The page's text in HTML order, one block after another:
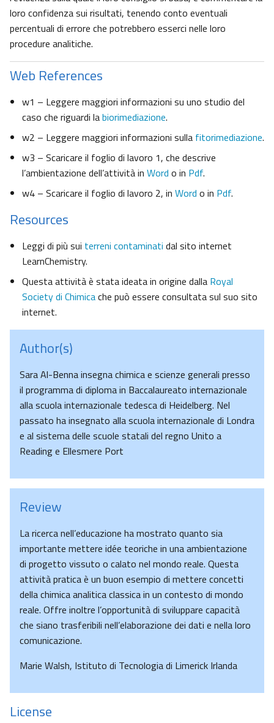
loro confidenza sui risultati, tenendo conto eventuali
percentuali di errore che potrebbero esserci nelle loro
procedure analitiche.
Web References
w1 – Leggere maggiori informazioni su uno studio del
caso che riguardi labiorimediazione.
w2 – Leggere maggiori informazioni sulla fitorimediazione.
w3 – Scaricare il foglio di lavoro 1, che descrive
l’ambientazione dell’attività in Word o in Pdf.
w4 – Scaricare il foglio di lavoro 2, in Word o in Pdf.
Resources
Leggi di più sui terreni contaminati dal sito internet
LearnChemistry.
Questa attività è stata ideata in origine dalla Royal
Society di Chimicache può essere consultata sul suo sito
internet.
Author(s)
Sara Al-Benna insegna chimica e scienze generali presso
il programma di diploma in Baccalaureato internazionale
alla scuola internazionale tedesca di Heidelberg. Nel
passato ha insegnato alla scuola internazionale di Londra
e al sistema delle scuole statali del regno Unito a
Reading e Ellesmere Port
Review
La ricerca nell’educazione ha mostrato quanto sia
importante mettere idée teoriche in una ambientazione
di progetto vissuto o calato nel mondo reale. Questa
attività pratica è un buon esempio di mettere concetti
della chimica analitica classica in un contesto di mondo
reale. Offre inoltre l’opportunità di sviluppare capacità
che siano trasferibili nell’elaborazione dei dati e nella loro
comunicazione.
Marie Walsh, Istituto di Tecnologia di Limerick Irlanda
License